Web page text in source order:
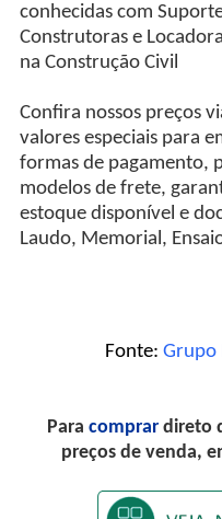
conhecidas com
Construtoras e
na Construção Civil
Confira nossos preços
valores especiais para
formas de pagamento,
modelos de frete,
estoque disponível e
Laudo, Memorial,
Fonte: Grupo
Para comprar direto
preços de venda,